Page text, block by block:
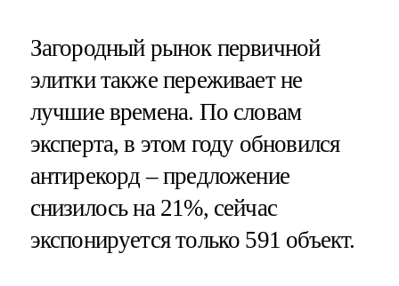
Загородный рынок первичной
элитки также переживает не
лучшие времена. По словам
эксперта, в этом году обновился
антирекорд – предложение
снизилось на 21%, сейчас
экспонируется только 591 объект.